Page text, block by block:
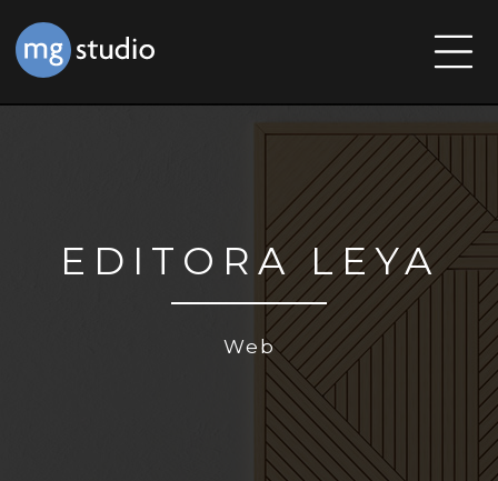
EDITORA LEYA
Web